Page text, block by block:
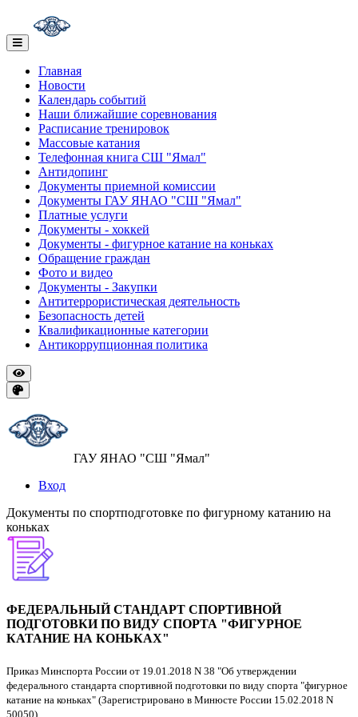
Главная
Новости
Календарь событий
Наши ближайшие соревнования
Расписание тренировок
Массовые катания
Телефонная книга СШ "Ямал"
Антидопинг
Документы приемной комиссии
Документы ГАУ ЯНАО "СШ "Ямал"
Платные услуги
Документы - хоккей
Документы - фигурное катание на коньках
Обращение граждан
Фото и видео
Документы - Закупки
Антитеррористическая деятельность
Безопасность детей
Квалификационные категории
Антикоррупционная политика
ГАУ ЯНАО "СШ "Ямал"
Вход
Документы по спортподготовке по фигурному катанию на
коньках
ФЕДЕРАЛЬНЫЙ СТАНДАРТ СПОРТИВНОЙ
ПОДГОТОВКИ ПО ВИДУ СПОРТА "ФИГУРНОЕ
КАТАНИЕ НА КОНЬКАХ"
Приказ Минспорта России от 19.01.2018 N 38 "Об утверждении
федерального стандарта спортивной подготовки по виду спорта "фигурное
катание на коньках" (Зарегистрировано в Минюсте России 15.02.2018 N
50050)